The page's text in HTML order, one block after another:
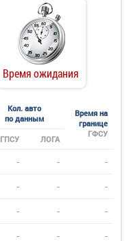
Время ожидания
Кол. авто
по данным
Время на
границе
ГФСУ
ГПСУ ЛОГА
- - -
- - -
- - -
- - -